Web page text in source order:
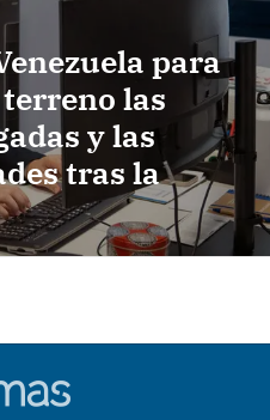
para
las
y las
tras la